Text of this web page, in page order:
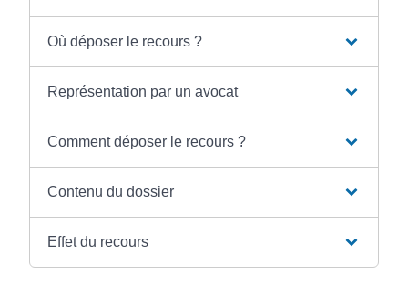
Où déposer le recours ?
Représentation par un avocat
Comment déposer le recours ?
Contenu du dossier
Effet du recours